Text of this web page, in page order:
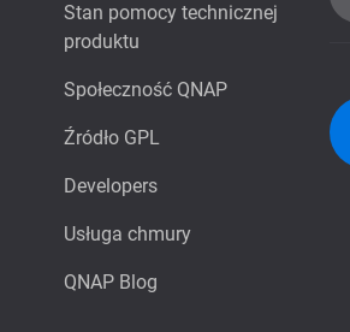
Stan pomocy technicznej
produktu
Społeczność QNAP
Źródło GPL
Developers
Usługa chmury
QNAP Blog